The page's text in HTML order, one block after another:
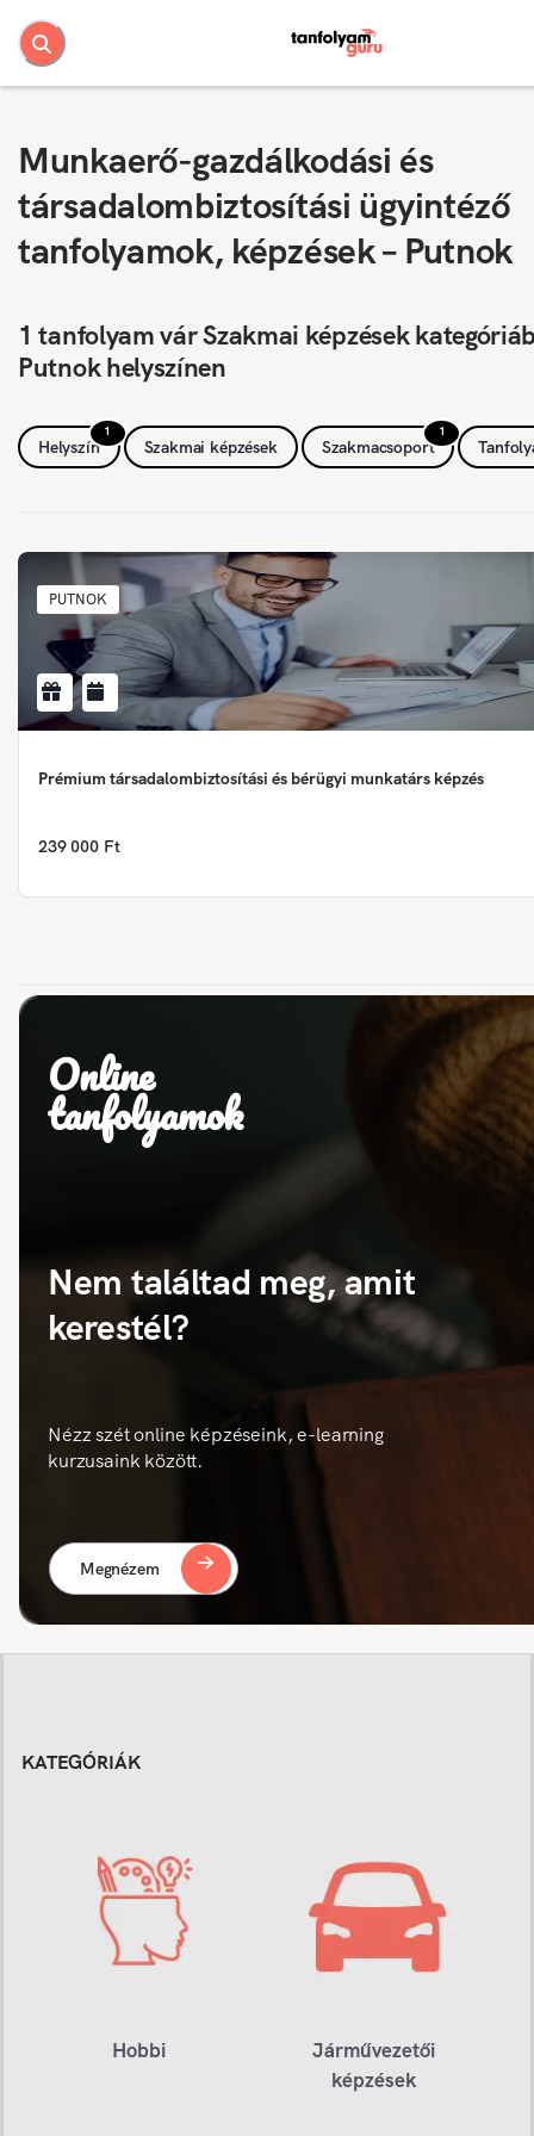
Munkaerő-gazdálkodási és
társadalombiztosítási ügyintéző
tanfolyamok, képzések – Putnok
1 tanfolyam vár Szakmai képzések
Putnok helyszínen
1
Helyszín Szakmai képzések
1
Szakmacsoport
PUTNOK
Prémium társadalombiztosítási és bérügyi munkatárs képzés
239 000 Ft
Online
tanfolyamok
Nem találtad meg, amit
kerestél?
Nézz szét online képzéseink, e-learning
kurzusaink között.
Megnézem
KATEGÓRIÁK
Hobbi
Járművezetői
képzések